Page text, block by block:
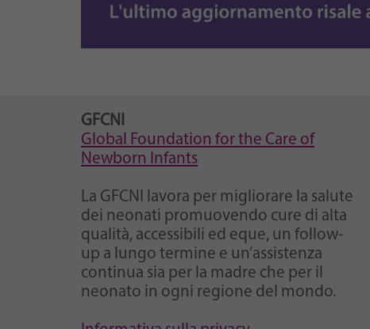
GFCNI
Global Foundation for the Care of
Newborn Infants
La GFCNI lavora per migliorare la salute
dei neonati promuovendo cure di alta
qualità, accessibili ed eque, un follow-
up a lungo termine e un’assistenza
continua sia per la madre che per il
neonato in ogni regione del mondo.